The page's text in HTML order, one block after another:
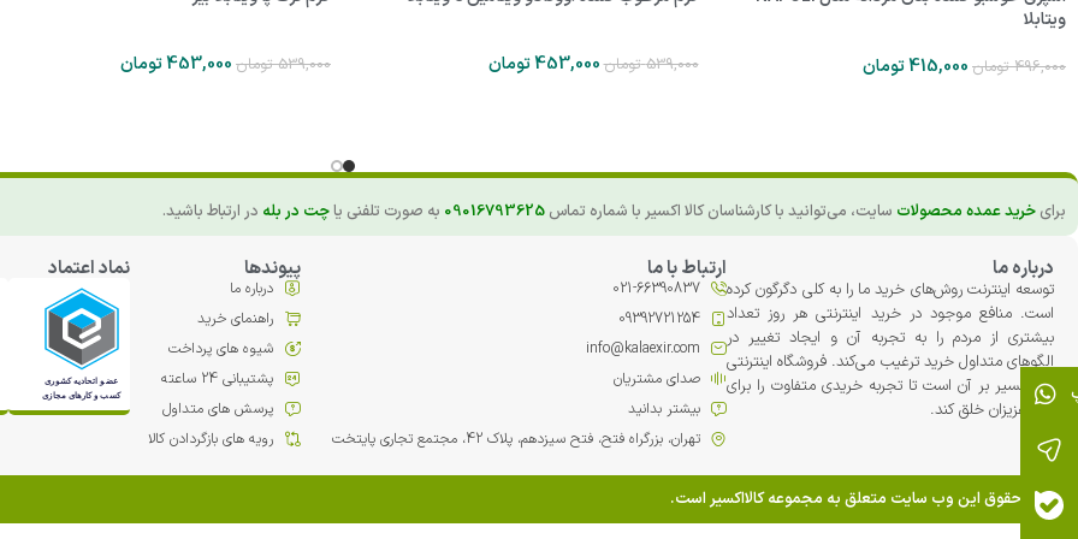
ویتابلا
496,000 تومان 415,000تومان 539,000 تومان453,000تومان 539,000 تومان 453,000تومان
برای خرید عمده محصولات سایت، می‌توانید با کارشناسان کالا اکسیر با شماره تماس 09016793625 به صورت تلفنی یاچت در بله در ارتباط باشید.
درباره ما
توسعه اینترنت روش‌های خرید ما را به کلی دگرگون کرده
است. منافع موجود در خرید اینترنتی هر روز تعداد
بیشتری از مردم را به تجربه آن و ایجاد تغییر در
الگوهای متداول خرید ترغیب می‏‌کند. فروشگاه اینترنتی
کالا اکسیر بر آن است تا تجربه خریدی متفاوت را برای
شما عزیزان خلق کند.
ارتباط با ما
021-66390837
09392721254
info@kalaexir.com
صدای مشتریان
بیشتر بدانید
تهران، بزرگراه فتح، فتح سیزدهم، پلاک 42، مجتمع تجاري پایتخت
پیوندها
درباره ما
راهنمای خرید
شیوه های پرداخت
پشتیبانی 24 ساعته
پرسش های متداول
رویه های بازگردادن کالا
نماد اعتماد
تمامی حقوق این وب سایت متعلق به مجموعه کالااکسیر است.